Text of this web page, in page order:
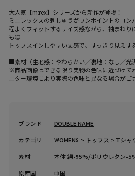
大人気【m:rex】シリーズから新作が登場！
ミニレックスの刺しゅうがワンポイントのコン
程よくフィットするサイズ感ながら、袖まわり
も◎
トップスインしやすい丈感で、すっきり見えす
■素材（生地感：やわらかい／裏地：なし／光
※商品画像はできる限り実物の色味に近づけて
ニター環境により実際の色味と異なる場合がご
ブランド
DOUBLE NAME
カテゴリ
WOMENS > トップス > Tシャ
素材
本体 綿-95%/ポリウレタン-
原産国
中国